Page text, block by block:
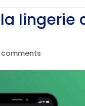
lingerie
comments